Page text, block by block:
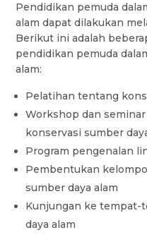
Pendidikan pemuda
alam dapat dilakukan
Berikut ini adalah
pendidikan pemuda
alam:
Pelatihan tentang
Workshop dan
konservasi sumber
Program pengenalan
Pembentukan
sumber daya alam
Kunjungan ke tempat-
daya alam